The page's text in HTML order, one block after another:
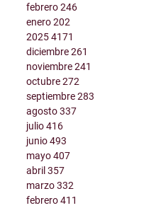
febrero246
enero202
20254171
diciembre261
noviembre241
octubre272
septiembre283
agosto337
julio416
junio493
mayo407
abril357
marzo332
febrero411